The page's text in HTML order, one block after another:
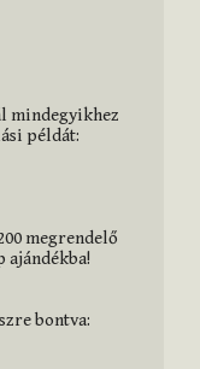
mindegyikhez
példát:
megrendelő
ajándékba!
bontva: